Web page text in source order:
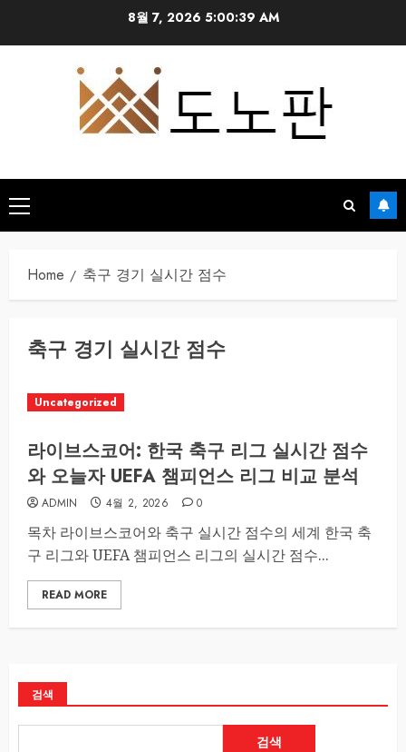
8월 7, 2026 5:00:39 AM
Primary
Menu
Home 축구 경기 실시간 점수
축구 경기 실시간 점수
Uncategorized
라이브스코어: 한국 축구 리그 실시간 점수
와 오늘자 UEFA 챔피언스 리그 비교 분석
ADMIN 4월 2, 2026 0
목차 라이브스코어와 축구 실시간 점수의 세계 한국 축
구 리그와 UEFA 챔피언스 리그의 실시간 점수...
READ MORE
검색
검색